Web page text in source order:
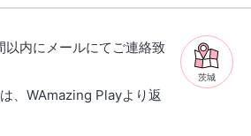
茨城
内にメールにてご連絡致
、WAmazing Playより返